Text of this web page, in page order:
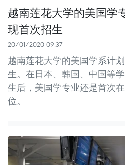
越南莲花大学的美国学
现首次招生
20/01/2020 09:37
越南莲花大学的美国学系计
生。在日本、韩国、中国等
生后，美国学专业还是首次
位。